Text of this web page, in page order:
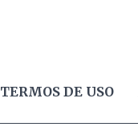
TERMOS DE USO